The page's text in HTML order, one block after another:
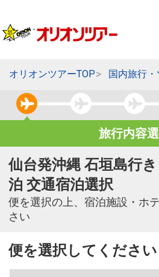
オリオンツアーTOP 国内旅行
旅行内容
仙台発沖縄 石垣島行
泊 交通宿泊選択
便を選択の上、宿泊施設・ホ
さい
便を選択してください